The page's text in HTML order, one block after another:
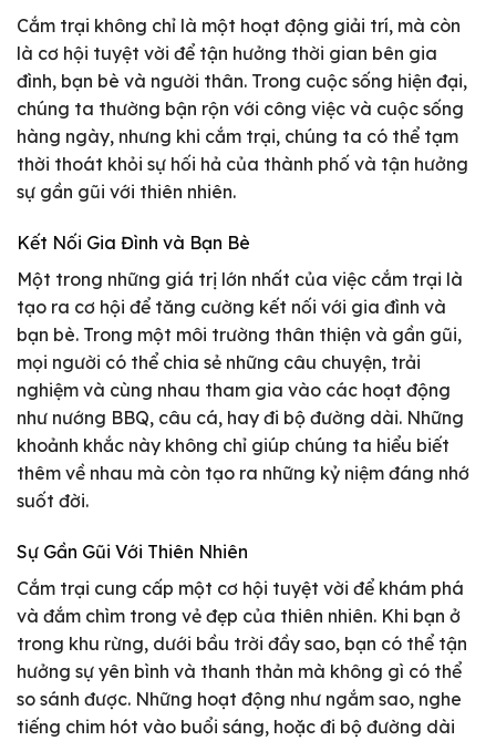
Cắm trại không chỉ là một hoạt động giải trí, mà còn
là cơ hội tuyệt vời để tận hưởng thời gian bên gia
đình, bạn bè và người thân. Trong cuộc sống hiện đại,
chúng ta thường bận rộn với công việc và cuộc sống
hàng ngày, nhưng khi cắm trại, chúng ta có thể tạm
thời thoát khỏi sự hối hả của thành phố và tận hưởng
sự gần gũi với thiên nhiên.
Kết Nối Gia Đình và Bạn Bè
Một trong những giá trị lớn nhất của việc cắm trại là
tạo ra cơ hội để tăng cường kết nối với gia đình và
bạn bè. Trong một môi trường thân thiện và gần gũi,
mọi người có thể chia sẻ những câu chuyện, trải
nghiệm và cùng nhau tham gia vào các hoạt động
như nướng BBQ, câu cá, hay đi bộ đường dài. Những
khoảnh khắc này không chỉ giúp chúng ta hiểu biết
thêm về nhau mà còn tạo ra những kỷ niệm đáng nhớ
suốt đời.
Sự Gần Gũi Với Thiên Nhiên
Cắm trại cung cấp một cơ hội tuyệt vời để khám phá
và đắm chìm trong vẻ đẹp của thiên nhiên. Khi bạn ở
trong khu rừng, dưới bầu trời đầy sao, bạn có thể tận
hưởng sự yên bình và thanh thản mà không gì có thể
so sánh được. Những hoạt động như ngắm sao, nghe
tiếng chim hót vào buổi sáng, hoặc đi bộ đường dài